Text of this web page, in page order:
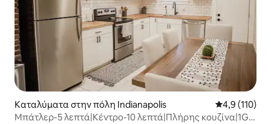
Καταλύματα στην πόλη Indianapolis Μέση
4,9 (110)
Μπάτλερ-5 λεπτά|Κέντρο-10 λεπτά|Πλήρης κουζίνα|1G